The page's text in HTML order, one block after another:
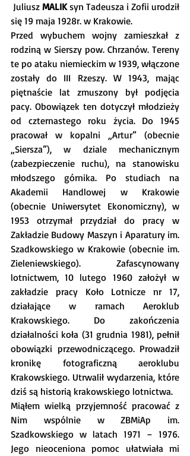
Juliusz MALIK syn Tadeusza i Zofii urodził
się 19 maja 1928r. w Krakowie.
Przed wybuchem wojny zamieszkał z
rodziną w Sierszy pow. Chrzanów. Tereny
te po ataku niemieckim w 1939, włączone
zostały do III Rzeszy. W 1943, mając
piętnaście lat zmuszony był podjęcia
pacy. Obowiązek ten dotyczył młodzieży
od czternastego roku życia. Do 1945
pracował w kopalni „Artur” (obecnie
„Siersza”), w dziale mechanicznym
(zabezpieczenie ruchu), na stanowisku
młodszego górnika. Po studiach na
Akademii Handlowej w Krakowie
(obecnie Uniwersytet Ekonomiczny), w
1953 otrzymał przydział do pracy w
Zakładzie Budowy Maszyn i Aparatury im.
Szadkowskiego w Krakowie (obecnie im.
Zieleniewskiego). Zafascynowany
lotnictwem, 10 lutego 1960 założył w
zakładzie pracy Koło Lotnicze nr 17,
działające w ramach Aeroklub
Krakowskiego. Do zakończenia
działalności koła (31 grudnia 1981), pełnił
obowiązki przewodniczącego. Prowadził
kronikę fotograficzną aeroklubu
Krakowskiego. Utrwalił wydarzenia, które
dziś są historią krakowskiego lotnictwa.
Miąłem wielką przyjemność pracować z
Nim wspólnie w ZBMiAp im.
Szadkowskiego w latach 1971 – 1976.
Jego nieoceniona pomoc ułatwiała mi